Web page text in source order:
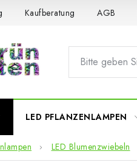
Kaufberatung AGB
LED PFLANZENLAMPEN
LED Blumenzwiebeln